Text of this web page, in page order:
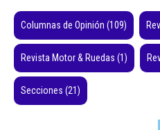
Columnas de Opinión (109)
Revista Motor & Ruedas (1)
Secciones (21)